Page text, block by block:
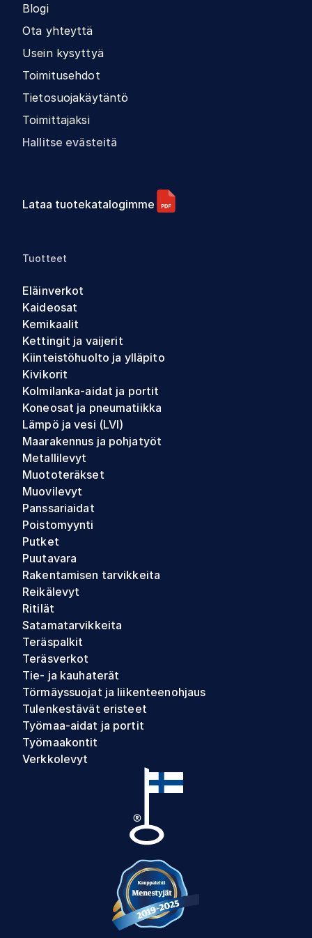
Blogi
Ota yhteyttä
Usein kysyttyä
Toimitusehdot
Tietosuojakäytäntö
Toimittajaksi
Hallitse evästeitä
Lataa tuotekatalogimme
Tuotteet
Eläinverkot
Kaideosat
Kemikaalit
Kettingit ja vaijerit
Kiinteistöhuolto ja ylläpito
Kivikorit
Kolmilanka-aidat ja portit
Koneosat ja pneumatiikka
Lämpö ja vesi (LVI)
Maarakennus ja pohjatyöt
Metallilevyt
Muototeräkset
Muovilevyt
Panssariaidat
Poistomyynti
Putket
Puutavara
Rakentamisen tarvikkeita
Reikälevyt
Ritilät
Satamatarvikkeita
Teräspalkit
Teräsverkot
Tie- ja kauhaterät
Törmäyssuojat ja liikenteenohjaus
Tulenkestävät eristeet
Työmaa-aidat ja portit
Työmaakontit
Verkkolevyt